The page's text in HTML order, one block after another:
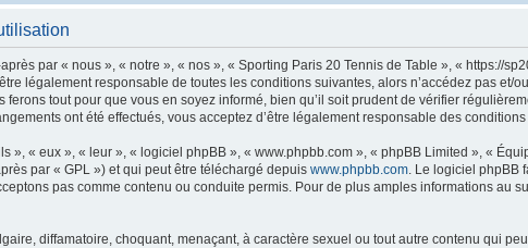
par « nous », « notre », « nos », « Sporting Paris 20 Tennis de Table », « https://
légalement responsable de toutes les conditions suivantes, alors n’accédez pas et/
tout pour que vous en soyez informé, bien qu’il soit prudent de vérifier
ont été effectués, vous acceptez d’être légalement responsable des
», « eux », « leur », « logiciel phpBB », « www.phpbb.com », « phpBB Limited », «
par « GPL ») et qui peut être téléchargé depuis www.phpbb.com. Le logiciel phpBB
pas comme contenu ou conduite permis. Pour de plus amples informations au
diffamatoire, choquant, menaçant, à caractère sexuel ou tout autre contenu qui